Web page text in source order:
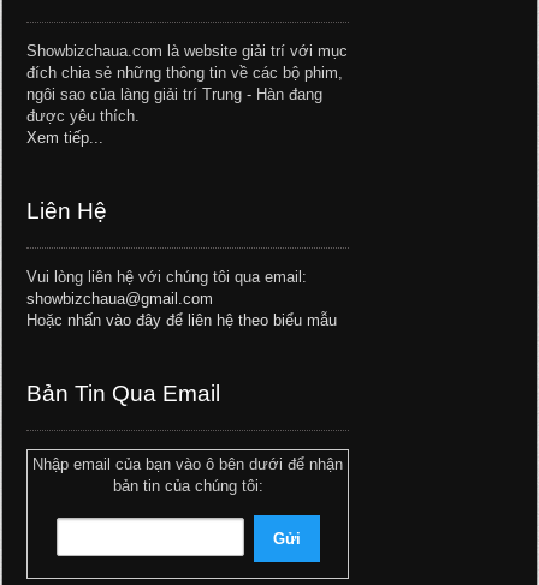
Showbizchaua.com là website giải trí với mục
đích chia sẻ những thông tin về các bộ phim,
ngôi sao của làng giải trí Trung - Hàn đang
được yêu thích.
Xem tiếp...
Liên Hệ
Vui lòng liên hệ với chúng tôi qua email:
showbizchaua@gmail.com
Hoặc nhấn vào đây để liên hệ theo biểu mẫu
Bản Tin Qua Email
Nhập email của bạn vào ô bên dưới để nhận
bản tin của chúng tôi: